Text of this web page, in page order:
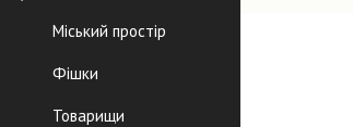
Міський простір
Фішки
Товарищи